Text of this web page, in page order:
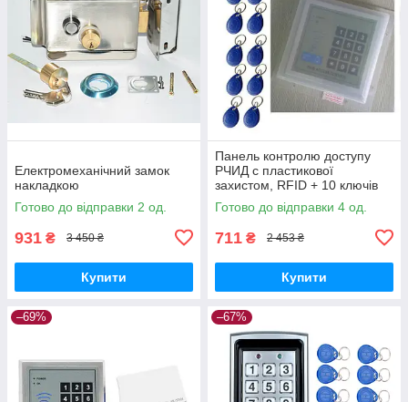
Електромеханічний замок
накладкою
Готово до відправки 2 од.
931 ₴ 3 450 ₴
Купити
Панель контролю доступу
РЧИД c пластикової
захистом, RFID + 10 ключів
Готово до відправки 4 од.
711 ₴ 2 453 ₴
Купити
–69% –67%